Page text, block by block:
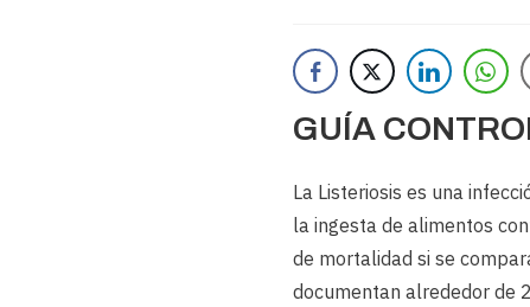
GUÍA
La Listeriosis es una
la ingesta de alimentos
de mortalidad si se
documentan alrededor de